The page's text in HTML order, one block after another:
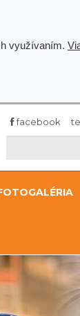
využívaním.
facebook